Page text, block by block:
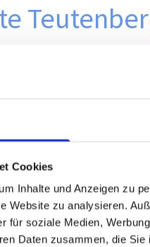
Cookies
Inhalte und Anzeigen zu
Website zu analysieren.
für soziale Medien,
Daten zusammen, die
in
für Hunde,
in